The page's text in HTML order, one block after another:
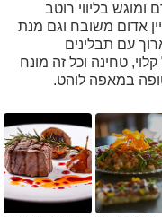
במשקלים של 250 או 350 גרם ומוגש בליווי רוטב
יין אדום משובח וגם מנת
עם תבלינים
טחינה וכל זה מונח
במאפה לוהט.